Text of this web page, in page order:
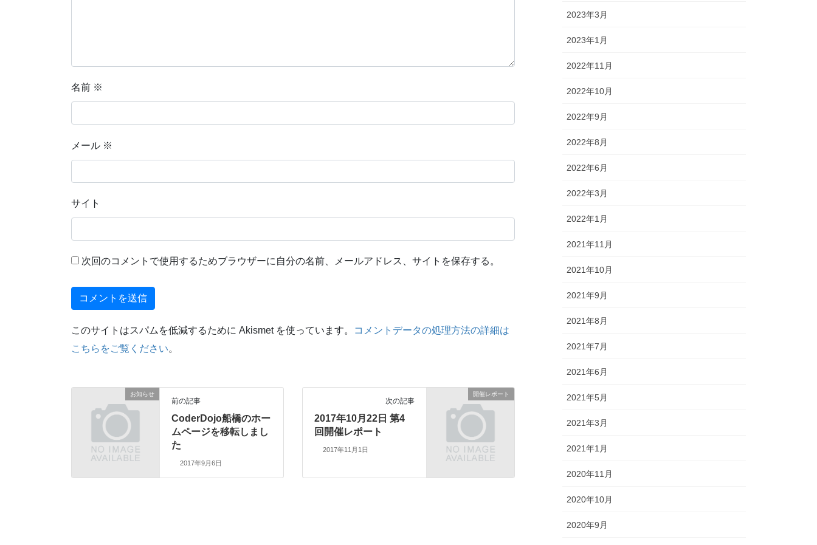
名前 ※
メール ※
サイト
次回のコメントで使用するためブラウザーに自分の名前、メールアドレス、サイトを保存する。
このサイトはスパムを低減するために Akismet を使っています。
コメントデータの処理方法の詳細は
こちらをご覧ください。
お知らせ
前の記事
CoderDojo船橋のホー
ムページを移転しまし
た
2017年9月6日
開催レポート
次の記事
2017年10月22日 第4
回開催レポート
2017年11月1日
2023年3月
2023年1月
2022年11月
2022年10月
2022年9月
2022年8月
2022年6月
2022年3月
2022年1月
2021年11月
2021年10月
2021年9月
2021年8月
2021年7月
2021年6月
2021年5月
2021年3月
2021年1月
2020年11月
2020年10月
2020年9月